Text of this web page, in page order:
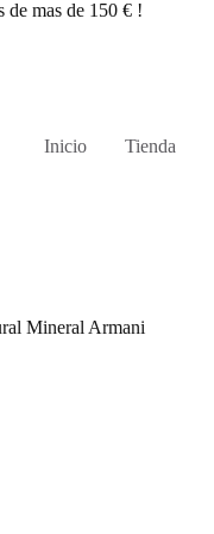
de mas de 150 € !
Inicio Tienda
Mineral Armani